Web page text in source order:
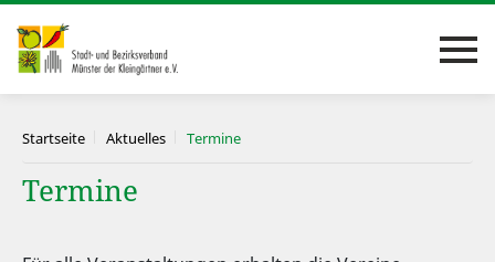
Startseite Aktuelles Termine
Termine